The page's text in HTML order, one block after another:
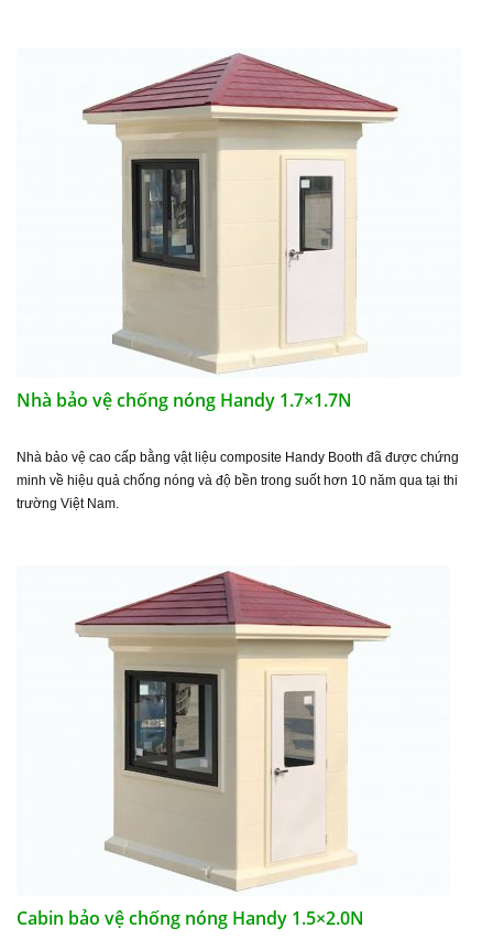
Nhà bảo vệ chống nóng Handy 1.7×1.7N
Nhà bảo vệ cao cấp bằng vật liệu composite Handy Booth đã được chứng
minh về hiệu quả chống nóng và độ bền trong suốt hơn 10 năm qua tại thi
trường Việt Nam.
Cabin bảo vệ chống nóng Handy 1.5×2.0N